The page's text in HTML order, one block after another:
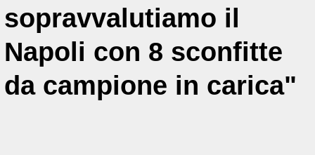
sopravvalutiamo il
Napoli con 8 sconfitte
da campione in carica"